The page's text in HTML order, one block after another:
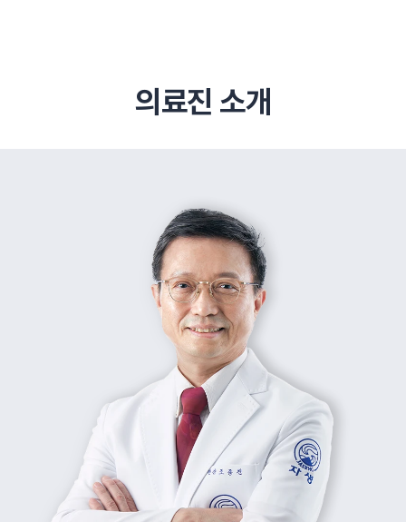
#초음파약침 #척추압박골절
의료진 소개